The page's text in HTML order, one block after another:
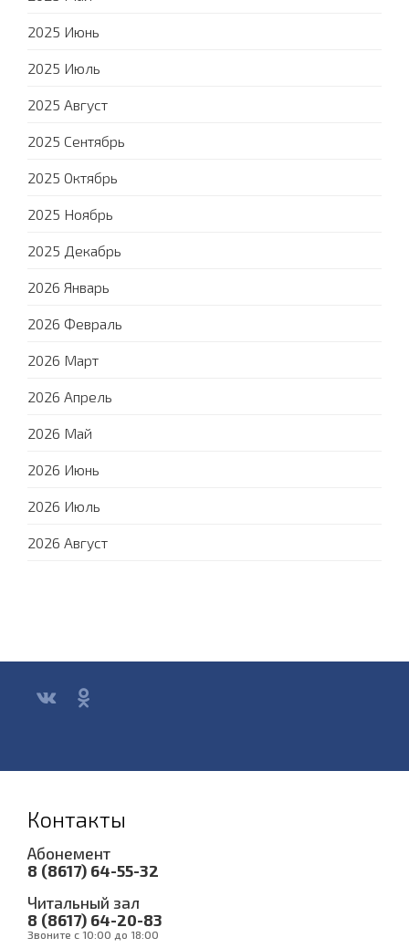
2025 Июнь
2025 Июль
2025 Август
2025 Сентябрь
2025 Октябрь
2025 Ноябрь
2025 Декабрь
2026 Январь
2026 Февраль
2026 Март
2026 Апрель
2026 Май
2026 Июнь
2026 Июль
2026 Август
Контакты
Абонемент
8 (8617) 64-55-32
Читальный зал
8 (8617) 64-20-83
Звоните с 10:00 до 18:00